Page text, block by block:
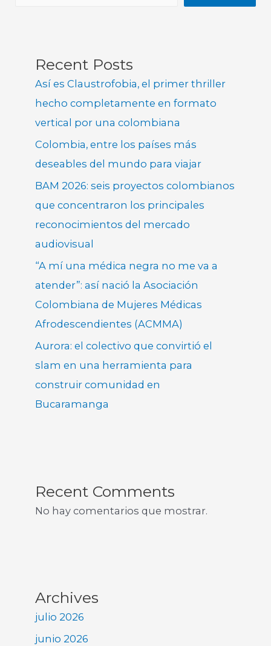
Recent Posts
Así es Claustrofobia, el primer thriller
hecho completamente en formato
vertical por una colombiana
Colombia, entre los países más
deseables del mundo para viajar
BAM 2026: seis proyectos colombianos
que concentraron los principales
reconocimientos del mercado
audiovisual
“A mí una médica negra no me va a
atender”: así nació la Asociación
Colombiana de Mujeres Médicas
Afrodescendientes (ACMMA)
Aurora: el colectivo que convirtió el
slam en una herramienta para
construir comunidad en
Bucaramanga
Recent Comments
No hay comentarios que mostrar.
Archives
julio 2026
junio 2026